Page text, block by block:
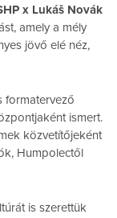
x Lukáš Novák
amely a mély
jövő elé néz,
formatervező
ismert.
közvetítőjeként
Humpolectől
is szerettük